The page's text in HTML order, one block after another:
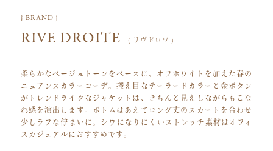
{ BRAND }
RIVE DROITE ( リヴドロワ )
柔らかなベージュトーンをベースに、オフホワイトを加えた春の
ニュアンスカラーコーデ。控え目なテーラードカラーと金ボタン
がトレンドライクなジャケットは、きちんと見えしながらもこな
れ感を演出します。ボトムはあえてロング丈のスカートを合わせ
少しラフな佇まいに。シワになりにくいストレッチ素材はオフィ
スカジュアルにおすすめです。